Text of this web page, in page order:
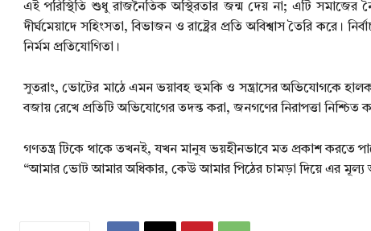
এই পরিস্থিতি শুধু রাজনৈতিক অস্থিরতার জন্ম দেয় না; এটি সমাজের
দীর্ঘমেয়াদে সহিংসতা, বিভাজন ও রাষ্ট্রের প্রতি অবিশ্বাস তৈরি
নির্মম প্রতিযোগিতা।
সুতরাং, ভোটের মাঠে এমন ভয়াবহ হুমকি ও সন্ত্রাসের অভিযোগকে
বজায় রেখে প্রতিটি অভিযোগের তদন্ত করা, জনগণের নিরাপত্তা নিশ্চিত
গণতন্ত্র টিকে থাকে তখনই, যখন মানুষ ভয়হীনভাবে মত প্রকাশ করতে
“আমার ভোট আমার অধিকার, কেউ আমার পিঠের চামড়া দিয়ে এর মূল্য